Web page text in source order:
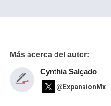
Más acerca del autor:
Cynthia Salgado
@ExpansionMx